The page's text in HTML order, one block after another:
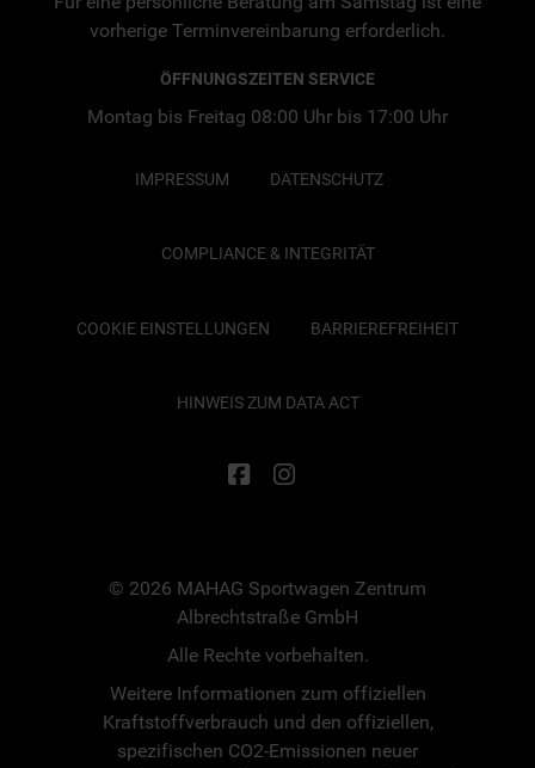
vorherige Terminvereinbarung erforderlich.
ÖFFNUNGSZEITEN SERVICE
Montag bis Freitag 08:00 Uhr bis 17:00 Uhr
IMPRESSUM DATENSCHUTZ
COMPLIANCE & INTEGRITÄT
COOKIE EINSTELLUNGEN BARRIEREFREIHEIT
HINWEIS ZUM DATA ACT
© 2026 MAHAG Sportwagen Zentrum
Albrechtstraße GmbH
Alle Rechte vorbehalten.
Weitere Informationen zum offiziellen
Kraftstoffverbrauch und den offiziellen,
spezifischen CO2-Emissionen neuer